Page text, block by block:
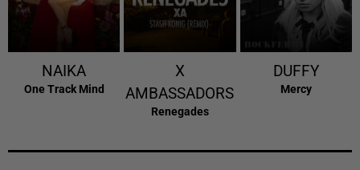
NAIKA
One Track Mind
X
AMBASSADORS
Renegades
DUFFY
Mercy